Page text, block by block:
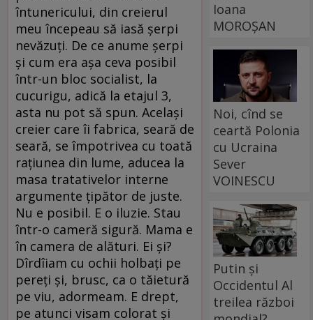
întunericului, din creierul
meu începeau să iasă şerpi
nevăzuţi. De ce anume şerpi
şi cum era aşa ceva posibil
într-un bloc socialist, la
cucurigu, adică la etajul 3,
asta nu pot să spun. Acelaşi
creier care îi fabrica, seară de
seară, se împotrivea cu toată
raţiunea din lume, aducea la
masa tratativelor interne
argumente ţipător de juste.
Nu e posibil. E o iluzie. Stau
într-o cameră sigură. Mama e
în camera de alături. Ei şi?
Dîrdîiam cu ochii holbaţi pe
pereţi şi, brusc, ca o tăietură
pe viu, adormeam. E drept,
pe atunci visam colorat şi
Ioana
MOROȘAN
Noi, cînd se
ceartă Polonia
cu Ucraina
Sever
VOINESCU
Putin și
Occidentul Al
treilea război